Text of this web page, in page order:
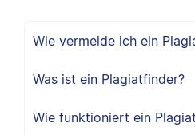
Wie vermeide ich ein
Was ist ein Plagiatfinder?
Wie funktioniert ein